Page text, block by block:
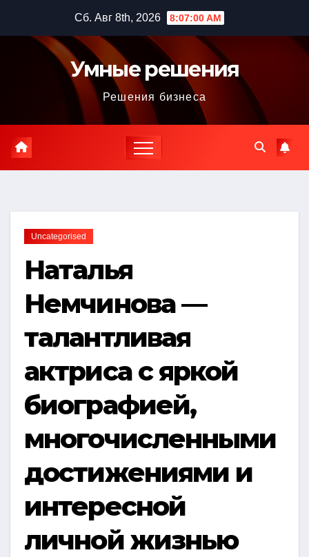
содержимому
Сб. Авг 8th, 2026 8:07:01 AM
Умные решения
Решения бизнеса
Uncategorised
Наталья
Немчинова —
талантливая
актриса с яркой
биографией,
многочисленными
достижениями и
интересной
личной жизнью